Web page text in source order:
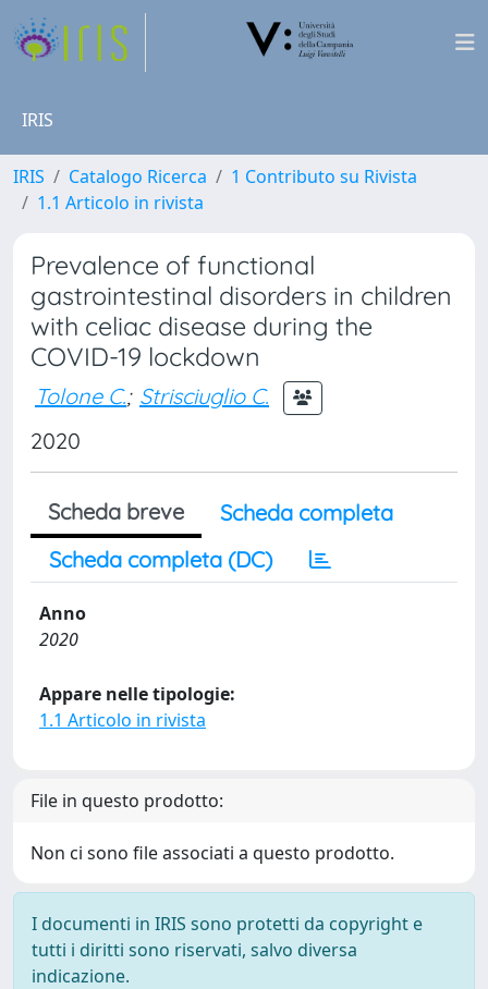
IRIS
IRIS Catalogo Ricerca
1 Contributo su Rivista
1.1 Articolo in rivista
Prevalence of functional
gastrointestinal disorders in children
with celiac disease during the
COVID-19 lockdown
Tolone C.; Strisciuglio C.
2020
Scheda breve
Scheda completa
Scheda completa (DC)
Anno
2020
Appare nelle tipologie:
1.1 Articolo in rivista
File in questo prodotto:
Non ci sono file associati a questo prodotto.
I documenti in IRIS sono protetti da copyright e
tutti i diritti sono riservati, salvo diversa
indicazione.